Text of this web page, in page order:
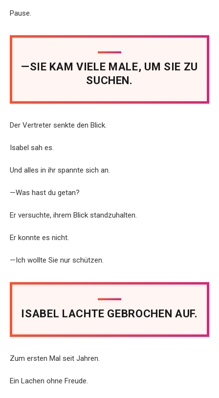
Pause.
—SIE KAM VIELE MALE, UM SIE ZU
SUCHEN.
Der Vertreter senkte den Blick.
Isabel sah es.
Und alles in ihr spannte sich an.
—Was hast du getan?
Er versuchte, ihrem Blick standzuhalten.
Er konnte es nicht.
—Ich wollte Sie nur schützen.
ISABEL LACHTE GEBROCHEN AUF.
Zum ersten Mal seit Jahren.
Ein Lachen ohne Freude.